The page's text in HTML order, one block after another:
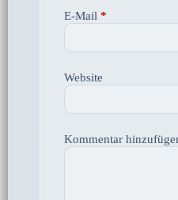
E-Mail *
Website
Kommentar